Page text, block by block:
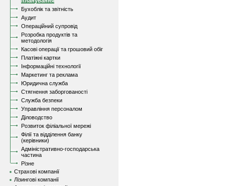
Бухоблік та звітність
Аудит
Операційний супровід
Розробка продуктів та
методологія
Касові операції та грошовий обіг
Платіжні картки
Інформаційні технології
Маркетинг та реклама
Юридична служба
Стягнення заборгованості
Служба безпеки
Управління персоналом
Діловодство
Розвиток філіальної мережі
Філії та відділення банку
(керівники)
Адміністративно-господарська
частина
Різне
Страхові компанії
Лізингові компанії